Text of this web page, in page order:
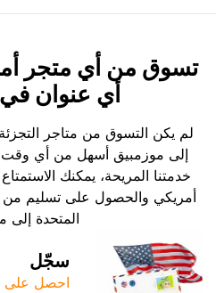
تسوق من أي متجر
أي عنوان
لم يكن التسوق من متاجر
خدمتنا المريحة، يمكنك
أمريكي والحصول على تسليم من
المتحدة إلى
سجّل
احصل على